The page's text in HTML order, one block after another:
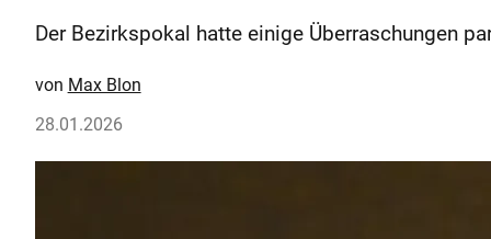
Der Bezirkspokal hatte einige Überraschungen
Max Blon
28.01.2026